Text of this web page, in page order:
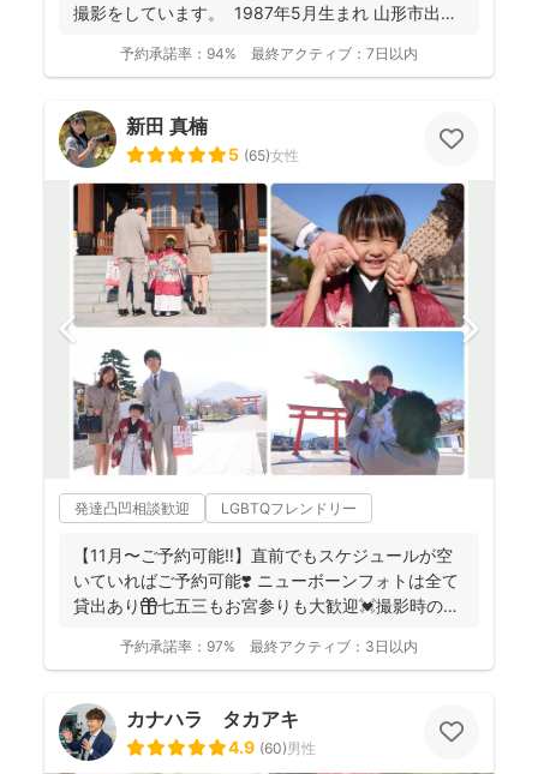
撮影をしています。 1987年5月生まれ 山形市出
予約承諾率： 94% 最終アクティブ： 7日以内
新田 真楠
5 (65)女性
発達凸凹相談歓迎 LGBTQフレンドリー
【11月〜ご予約可能‼︎】直前でもスケジュールが空
いていればご予約可能❣️ ニューボーンフォトは全て
貸出あり🎁七五三もお宮参りも大歓迎💓撮影時のみ
予約承諾率： 97% 最終アクティブ： 3日以内
カナハラ タカアキ
4.9 (60)男性